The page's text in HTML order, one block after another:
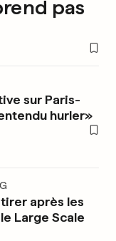
pas
sur Paris-
hurler»
après les
Large Scale